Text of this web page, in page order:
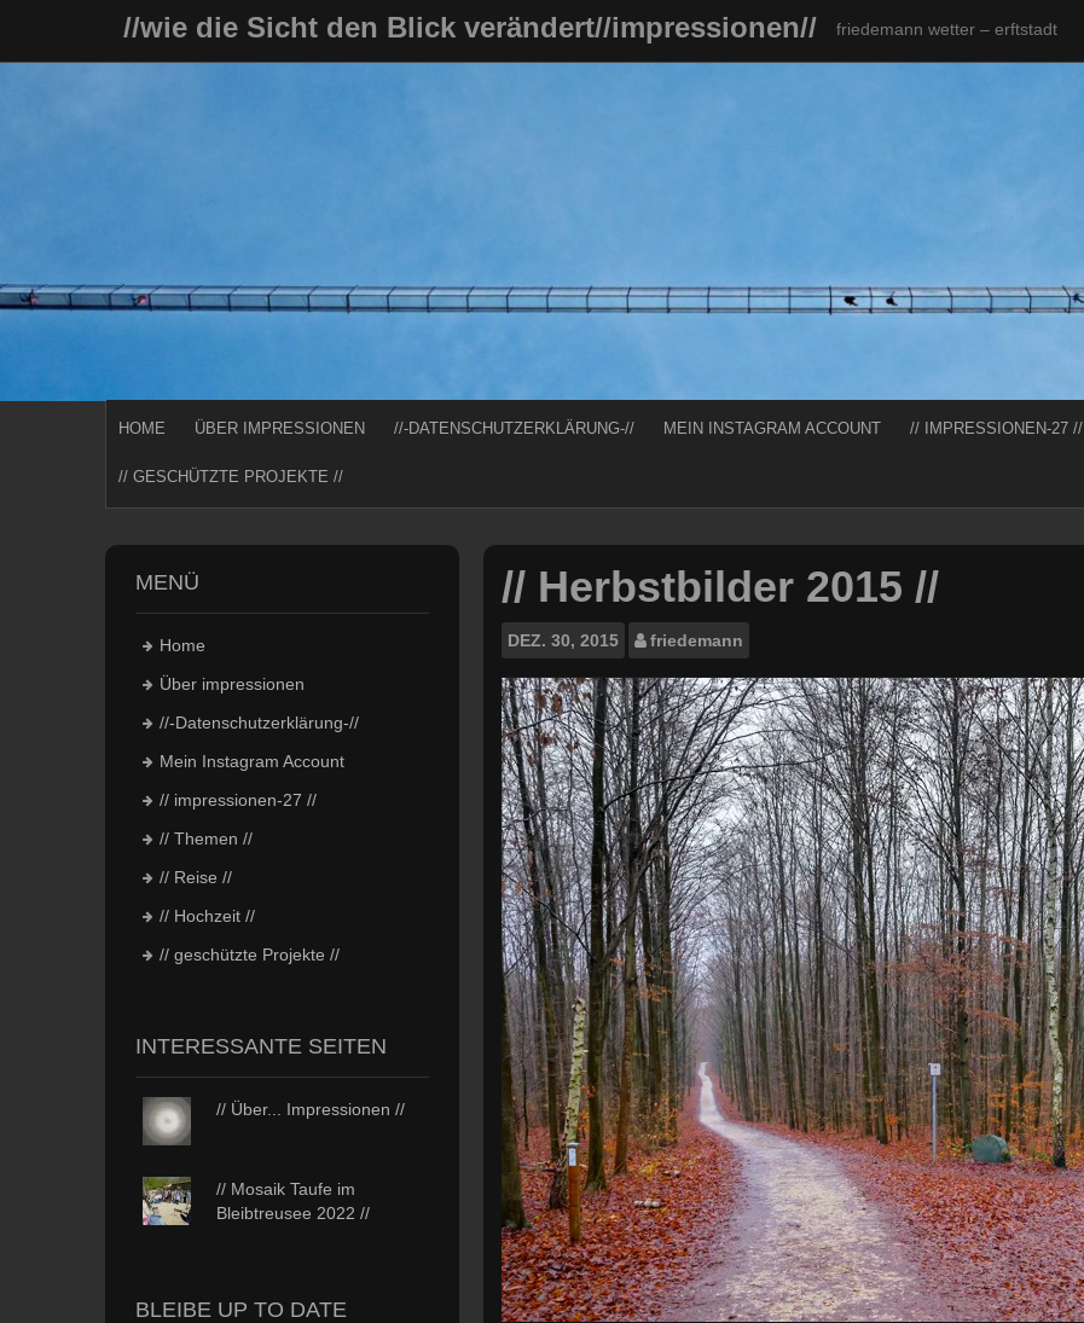
content
//wie die Sicht den Blick verändert//impressionen// friedemann wetter – erftstadt
HOME ÜBER IMPRESSIONEN //-DATENSCHUTZERKLÄRUNG-// MEIN INSTAGRAM ACCOUNT // IMPRESSIONEN-27 //
// GESCHÜTZTE PROJEKTE //
// Herbstbilder 2015 //
DEZ. 30, 2015 friedemann
MENÜ
Home
Über impressionen
//-Datenschutzerklärung-//
Mein Instagram Account
// impressionen-27 //
// Themen //
// Reise //
// Hochzeit //
// geschützte Projekte //
INTERESSANTE SEITEN
// Über... Impressionen //
// Mosaik Taufe im
Bleibtreusee 2022 //
BLEIBE UP TO DATE